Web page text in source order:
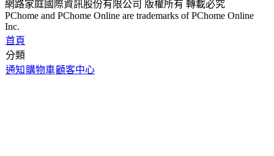
網路家庭國際資訊股份有限公司 版權所有 轉載必究
PChome and PChome Online are trademarks of PChome Online
Inc.
首頁
分類
通知 購物車顧客中心